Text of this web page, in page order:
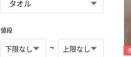
値段
~